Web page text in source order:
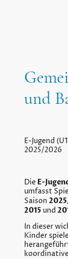
und
E-Jugend
2025/2026
Die E-
umfasst
Saison
2015 und
In dieser
Kinder